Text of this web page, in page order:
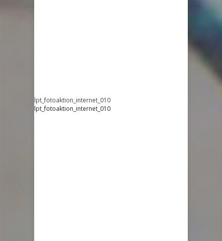
lpt_fotoaktion_internet_010
lpt_fotoaktion_internet_010